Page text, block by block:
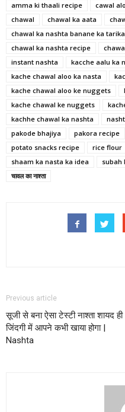
amma ki thaali recipe
cawal
chawal
chawal ka aata
chawal ka nashta banane ka tarika
chawal ka nashta recipe
instant nashta
kacche aalu ka
kache chawal aloo ka nasta
kache chawal aloo ke nuggets
kache chawal ke nuggets
kachhe chawal ka nashta
pakode bhajiya
pakora recipe
potato snacks recipe
rice flour
shaam ka nasta ka idea
subah
चावल का नाश्ता
Previous article
सूजी से बना ऐसा टेस्टी नाश्ता शायद ही
जिंदगी में आपने कभी खाया होगा |
Nashta